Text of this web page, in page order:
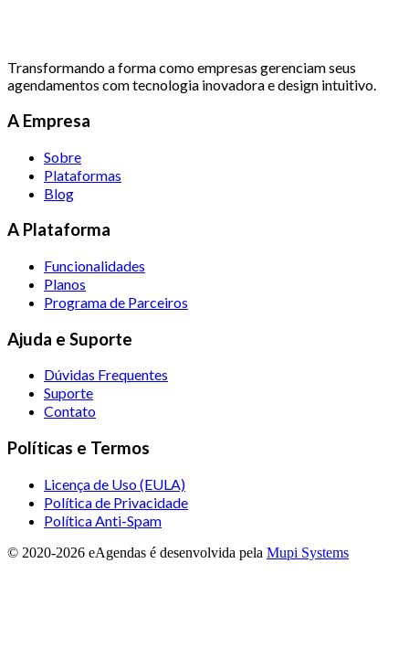
Transformando a forma como empresas gerenciam seus
agendamentos com tecnologia inovadora e design intuitivo.
A Empresa
Sobre
Plataformas
Blog
A Plataforma
Funcionalidades
Planos
Programa de Parceiros
Ajuda e Suporte
Dúvidas Frequentes
Suporte
Contato
Políticas e Termos
Licença de Uso (EULA)
Política de Privacidade
Política Anti-Spam
© 2020-2026 eAgendas é desenvolvida pela Mupi Systems